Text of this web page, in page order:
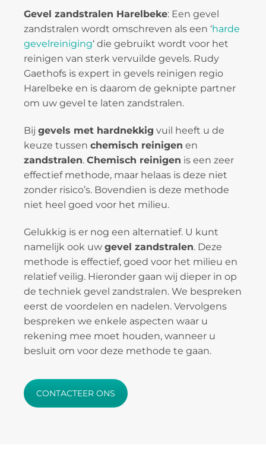
Gevel zandstralen Harelbeke: Een gevel
zandstralen wordt omschreven als een ‘harde
gevelreiniging‘ die gebruikt wordt voor het
reinigen van sterk vervuilde gevels. Rudy
Gaethofs is expert in gevels reinigen regio
Harelbeke en is daarom de geknipte partner
om uw gevel te laten zandstralen.
Bij gevels met hardnekkig vuil heeft u de
keuze tussen chemisch reinigen en
zandstralen. Chemisch reinigen is een zeer
effectief methode, maar helaas is deze niet
zonder risico’s. Bovendien is deze methode
niet heel goed voor het milieu.
Gelukkig is er nog een alternatief. U kunt
namelijk ook uw gevel zandstralen. Deze
methode is effectief, goed voor het milieu en
relatief veilig. Hieronder gaan wij dieper in op
de techniek gevel zandstralen. We bespreken
eerst de voordelen en nadelen. Vervolgens
bespreken we enkele aspecten waar u
rekening mee moet houden, wanneer u
besluit om voor deze methode te gaan.
CONTACTEER ONS